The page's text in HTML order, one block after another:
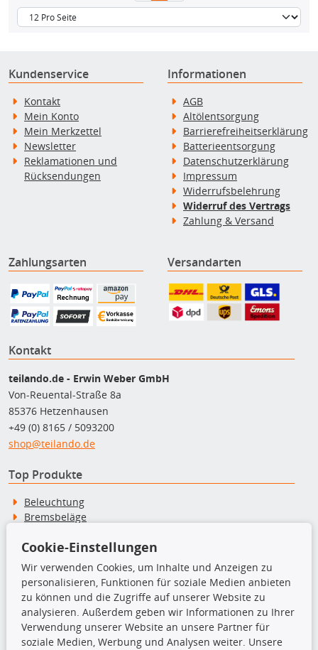
Kundenservice
Kontakt
Mein Konto
Mein Merkzettel
Newsletter
Reklamationen und
Rücksendungen
Informationen
AGB
Altölentsorgung
Barrierefreiheitserklärung
Batterieentsorgung
Datenschutzerklärung
Impressum
Widerrufsbelehrung
Widerruf des Vertrags
Zahlung & Versand
Zahlungsarten Versandarten
Kontakt
teilando.de - Erwin Weber GmbH
Von-Reuental-Straße 8a
85376 Hetzenhausen
+49 (0) 8165 / 5093200
shop@teilando.de
Top Produkte
Beleuchtung
Bremsbeläge
Kupplungssatz
Querlenker
Radlager
Stoßdämpfer
TecDoc Inside
Cookie-Einstellungen
Wir verwenden Cookies, um Inhalte und Anzeigen zu
personalisieren, Funktionen für soziale Medien anbieten
zu können und die Zugriffe auf unserer Website zu
analysieren. Außerdem geben wir Informationen zu Ihrer
Verwendung unserer Website an unsere Partner für
soziale Medien, Werbung und Analysen weiter. Unsere